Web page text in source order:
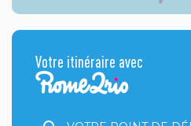
Votre itinéraire avec